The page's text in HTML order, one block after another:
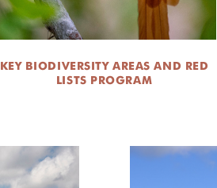
KEY BIODIVERSITY AREAS AND RED
LISTS PROGRAM